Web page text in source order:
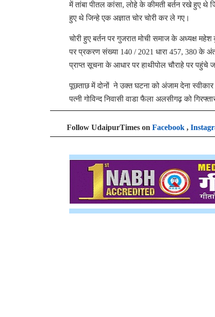
में तांबा पीतल कांसा, लोहे के कीमती बर्तन रखे हुए थे
हुए थे जिन्हे एक अज्ञात चोर चोरी कर ले गए।
चोरी हुए बर्तन पर गुजरात मोची समाज के अध्यक्ष महेश
पर प्रकरण संख्या 140 / 2021 धारा 457, 380 के
प्राप्त सूचना के आधार पर हाथीपोल चौराहे पर
पूछताछ में दोनों ने उक्त घटना को अंजाम देना
पत्नी गोविन्द निवासी वाडा फैला अलसीगढ़ को
Follow UdaipurTimes on Facebook ,